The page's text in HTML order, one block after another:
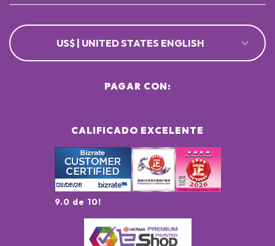
US$ | UNITED STATES ENGLISH
CALIFICADO EXCELENTE
9.0 de 10!
PAGAR CON: